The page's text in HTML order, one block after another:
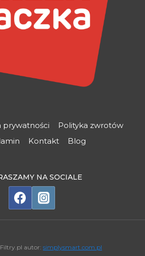
prywatności
Polityka zwrotów
Kontakt Blog
NA SOCIALE
autor: simplysmart.com.pl